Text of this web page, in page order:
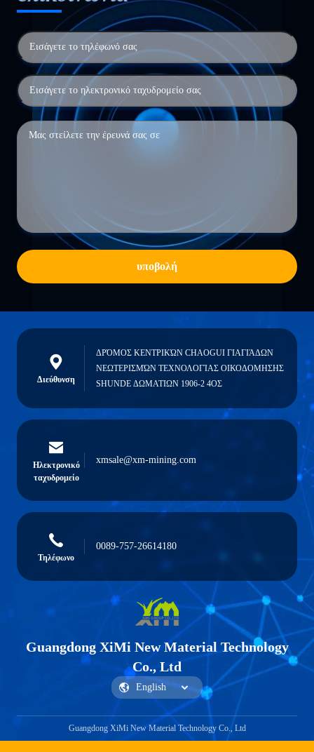
υποβολή
Διεύθυνση
ΔΡΌΜΟΣ ΚΕΝΤΡΙΚΏΝ CHAOGUI ΓΙΑΓΙΆΔΩΝ
ΝΕΩΤΕΡΙΣΜΏΝ ΤΕΧΝΟΛΟΓΊΑΣ ΟΙΚΟΔΟΜΗΣΗΣ
SHUNDE ΔΩΜΑΤΙΩΝ 1906-2 4ΟΣ
Ηλεκτρονικό
ταχυδρομείο
xmsale@xm-mining.com
Τηλέφωνο
0089-757-26614180
Guangdong XiMi New Material Technology
Co., Ltd
Guangdong XiMi New Material Technology Co., Ltd